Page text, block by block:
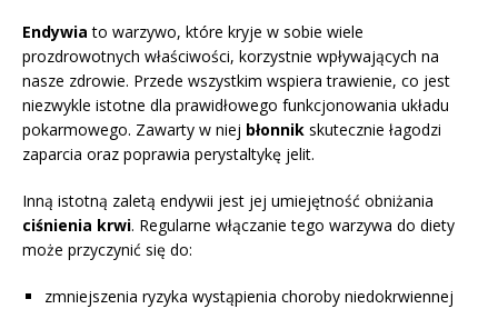
Endywia to warzywo, które kryje w sobie wiele
prozdrowotnych właściwości, korzystnie wpływających na
nasze zdrowie. Przede wszystkim wspiera trawienie, co jest
niezwykle istotne dla prawidłowego funkcjonowania układu
pokarmowego. Zawarty w niej błonnik skutecznie łagodzi
zaparcia oraz poprawia perystaltykę jelit.
Inną istotną zaletą endywii jest jej umiejętność obniżania
ciśnienia krwi. Regularne włączanie tego warzywa do diety
może przyczynić się do:
zmniejszenia ryzyka wystąpienia choroby niedokrwiennej